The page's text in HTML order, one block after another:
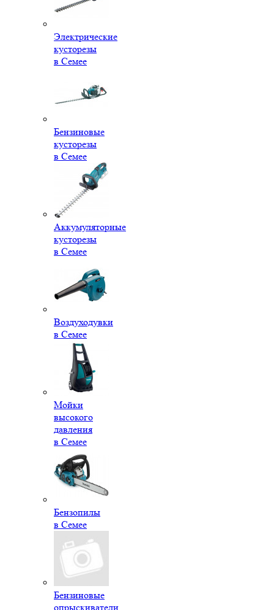
Электрические
кусторезы
в Семее
Бензиновые
кусторезы
в Семее
Аккумуляторные
кусторезы
в Семее
Воздуходувки
в Семее
Мойки
высокого
давления
в Семее
Бензопилы
в Семее
Бензиновые
опрыскиватели